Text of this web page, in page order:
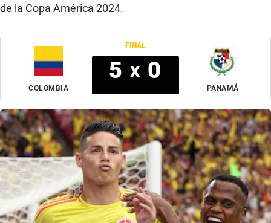
de la Copa América 2024.
FINAL
COLOMBIA
5 x 0
PANAMÁ